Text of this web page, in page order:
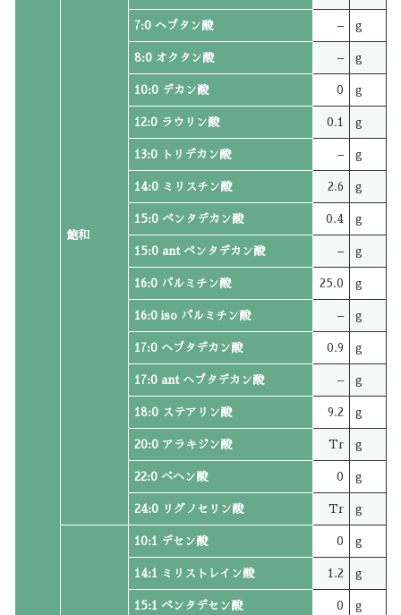
飽和
7:0 ヘプタン酸 – g
8:0 オクタン酸 – g
10:0 デカン酸 0 g
12:0 ラウリン酸 0.1 g
13:0 トリデカン酸 – g
14:0 ミリスチン酸 2.6 g
15:0 ペンタデカン酸 0.4 g
15:0 ant ペンタデカン酸 – g
16:0 パルミチン酸 25.0 g
16:0 iso パルミチン酸 – g
17:0 ヘプタデカン酸 0.9 g
17:0 ant ヘプタデカン酸 – g
18:0 ステアリン酸 9.2 g
20:0 アラキジン酸 Tr g
22:0 ベヘン酸 0 g
24:0 リグノセリン酸 Tr g
10:1 デセン酸 0 g
14:1 ミリストレイン酸 1.2 g
15:1 ペンタデセン酸 0 g